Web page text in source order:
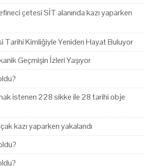
çetesi SİT alanında kazı yaparken
Tarihi Kimliğiyle Yeniden Hayat Buluyor
Geçmişin İzleri Yaşıyor
istenen 228 sikke ile 28 tarihi obje
kazı yaparken yakalandı